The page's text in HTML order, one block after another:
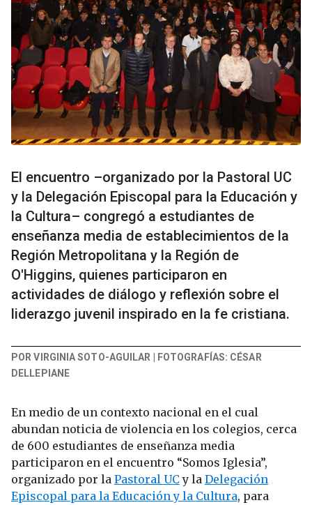
El encuentro –organizado por la Pastoral UC
y la Delegación Episcopal para la Educación y
la Cultura– congregó a estudiantes de
enseñanza media de establecimientos de la
Región Metropolitana y la Región de
O'Higgins, quienes participaron en
actividades de diálogo y reflexión sobre el
liderazgo juvenil inspirado en la fe cristiana.
POR VIRGINIA SOTO-AGUILAR | FOTOGRAFÍAS: CÉSAR
DELLEPIANE
En medio de un contexto nacional en el cual
abundan noticia de violencia en los colegios, cerca
de 600 estudiantes de enseñanza media
participaron en el encuentro “Somos Iglesia”,
organizado por la Pastoral UCy la Delegación
Episcopal para la Educación y la Cultura, para